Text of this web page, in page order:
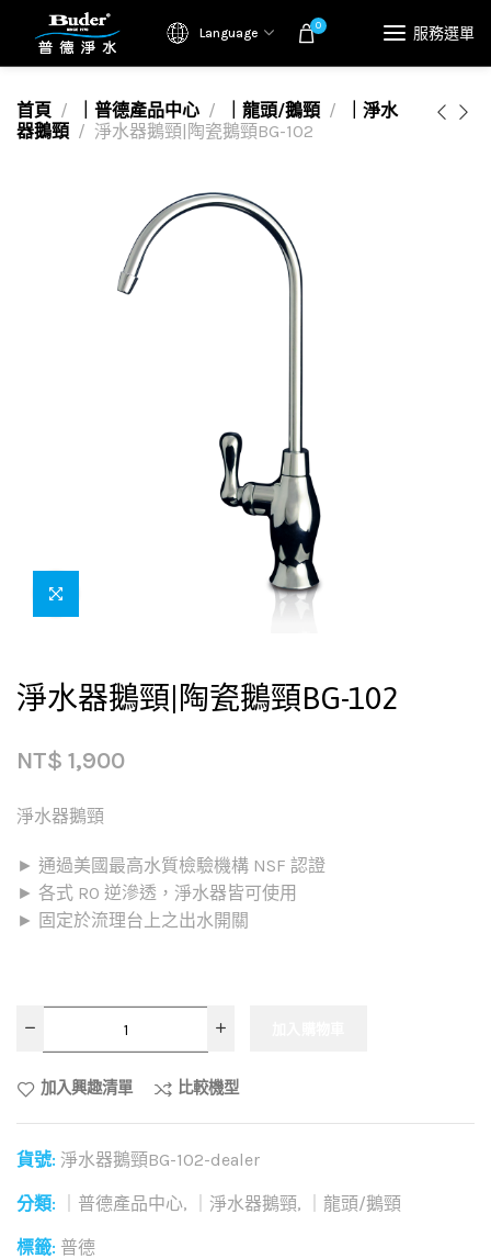
Language 0 服務選單
首頁 ｜普德產品中心 ｜龍頭/鵝頸
｜淨水
器鵝頸
淨水器鵝頸|陶瓷鵝頸BG-102
淨水器鵝頸|陶瓷鵝頸BG-102
NT$ 1,900
淨水器鵝頸
► 通過美國最高水質檢驗機構 NSF 認證
► 各式 RO 逆滲透，淨水器皆可使用
► 固定於流理台上之出水開關
加入興趣清單 比較機型
貨號: 淨水器鵝頸BG-102-dealer
分類: ｜普德產品中心, ｜淨水器鵝頸, ｜龍頭/鵝頸
標籤: 普德